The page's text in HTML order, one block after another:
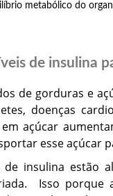
metabólico do
de insulina
de gorduras e
doenças
açúcar
esse açúcar
insulina estão
Isso porque